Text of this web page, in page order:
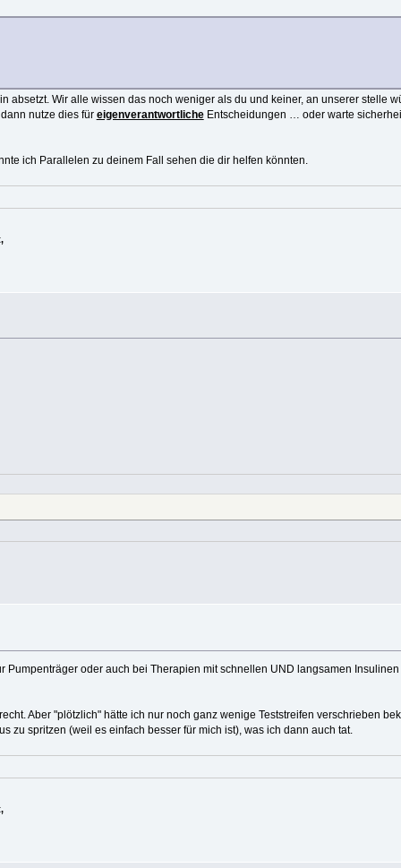
absetzt. Wir alle wissen das noch weniger als du und keiner, an unserer stelle
nutze dies für eigenverantwortlicheEntscheidungen … oder warte
ich Parallelen zu deinem Fall sehen die dir helfen könnten.
oder auch bei Therapien mit schnellen UND langsamen
Aber "plötzlich" hätte ich nur noch ganz wenige Teststreifen verschrieben
zu spritzen (weil es einfach besser für mich ist), was ich dann auch tat.